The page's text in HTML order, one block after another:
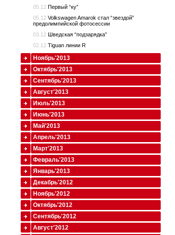
05.12 Первый “ку”
05.12 Volkswagen Amarok стал “звездой”
предолимпийской фотосессии
03.12 Шведская “подзарядка”
02.12 Tiguan линии R
Ноябрь'2013
Октябрь'2013
Сентябрь'2013
Август'2013
Июль'2013
Июнь'2013
Май'2013
Апрель'2013
Март'2013
Февраль'2013
Январь'2013
Декабрь'2012
Ноябрь'2012
Октябрь'2012
Сентябрь'2012
Август'2012